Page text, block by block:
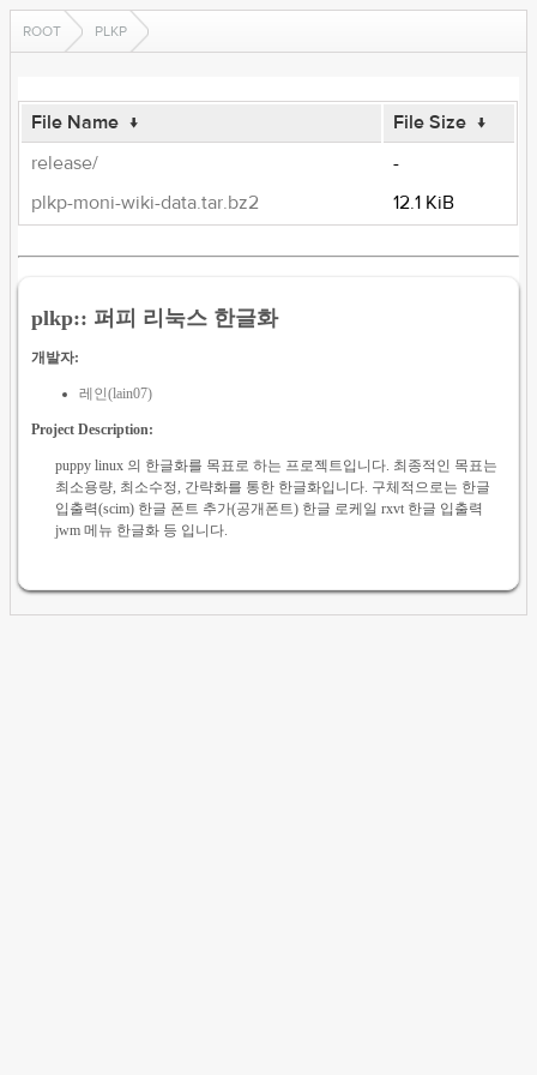
ROOT PLKP
File Name ↓ File Size ↓
release/
-
plkp-moni-wiki-data.tar.bz2
12.1 KiB
plkp:: 퍼피 리눅스 한글화
개발자:
레인(lain07)
Project Description:
puppy linux 의 한글화를 목표로 하는 프로젝트입니다. 최종적인 목표는
최소용량, 최소수정, 간략화를 통한 한글화입니다. 구체적으로는 한글
입출력(scim) 한글 폰트 추가(공개폰트) 한글 로케일 rxvt 한글 입출력
jwm 메뉴 한글화 등 입니다.